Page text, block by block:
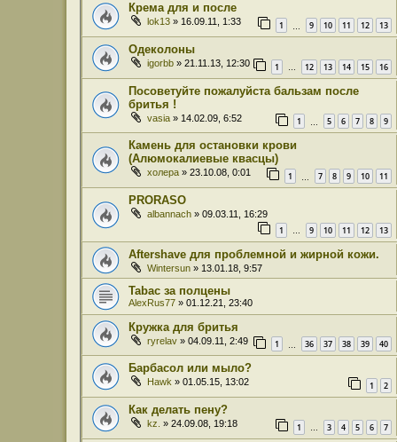
Крема для и после
lok13 » 16.09.11, 1:33 1 9 10 11 12 13
Одеколоны
igorbb » 21.11.13, 12:30 1 … 12 13 14 15 16
Посоветуйте пожалуйста бальзам после
бритья !
vasia » 14.02.09, 6:52 1 5 6 7 8 9
Камень для остановки крови
(Алюмокалиевые квасцы)
холера » 23.10.08, 0:01 1 7 8 9 10 11
PRORASO
albannach » 09.03.11, 16:29
1 … 9 10 11 12 13
Aftershave для проблемной и жирной кожи.
Wintersun » 13.01.18, 9:57
Tabac за полцены
AlexRus77 » 01.12.21, 23:40
Кружка для бритья
ryrelav » 04.09.11, 2:49 1 36 37 38 39 40
Барбасол или мыло?
Hawk » 01.05.15, 13:02 1 2
Как делать пену?
kz. » 24.09.08, 19:18 1 … 3 4 5 6 7